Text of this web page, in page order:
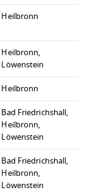
Heilbronn
Heilbronn,
Löwenstein
Heilbronn
Bad Friedrichshall,
Heilbronn,
Löwenstein
Bad Friedrichshall,
Heilbronn,
Löwenstein